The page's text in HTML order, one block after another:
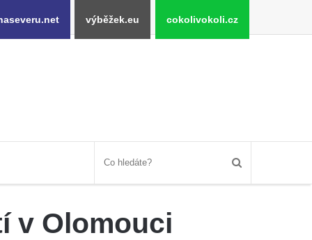
výběžek.eu cokolivokoli.cz
v Olomouci